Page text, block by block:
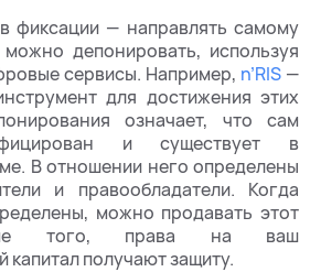
фиксации — направлять самому
депонировать, используя
сервисы. Например, n’RIS —
для достижения этих
означает, что сам
и существует в
В отношении него определены
и правообладатели. Когда
можно продавать этот
того, права на ваш
капитал получают защиту.